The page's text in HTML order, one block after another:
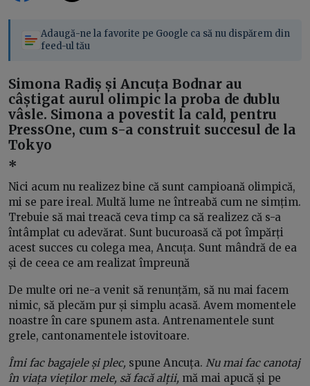
Adaugă-ne la favorite pe Google ca să nu dispărem din
feed-ul tău
Simona Radiș și Ancuța Bodnar au
câștigat aurul olimpic la proba de dublu
vâsle. Simona a povestit la cald, pentru
PressOne, cum s-a construit succesul de la
Tokyo
*
Nici acum nu realizez bine că sunt campioană olimpică,
mi se pare ireal. Multă lume ne întreabă cum ne simțim.
Trebuie să mai treacă ceva timp ca să realizez că s-a
întâmplat cu adevărat. Sunt bucuroasă că pot împărți
acest succes cu colega mea, Ancuța. Sunt mândră de ea
și de ceea ce am realizat împreună
De multe ori ne-a venit să renunțăm, să nu mai facem
nimic, să plecăm pur și simplu acasă. Avem momentele
noastre în care spunem asta. Antrenamentele sunt
grele, cantonamentele istovitoare.
Îmi fac bagajele și plec, spune Ancuța. Nu mai fac canotaj
în viața vieților mele, să facă alții, mă mai apucă și pe